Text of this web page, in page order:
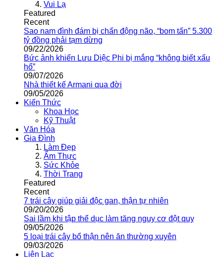
Vui Lạ
Featured
Recent
Sao nam đình đám bị chấn động não, “bom tấn” 5.300
tỷ đồng phải tạm dừng
09/22/2026
Bức ảnh khiến Lưu Diệc Phi bị mắng “không biết xấu
hổ”
09/07/2026
Nhà thiết kế Armani qua đời
09/05/2026
Kiến Thức
Khoa Học
Kỹ Thuật
Văn Hóa
Gia Đình
Làm Đẹp
Ẩm Thực
Sức Khỏe
Thời Trang
Featured
Recent
7 trái cây giúp giải độc gan, thận tự nhiên
09/20/2026
Sai lầm khi tập thể dục làm tăng nguy cơ đột quỵ
09/05/2026
5 loại trái cây bổ thận nên ăn thường xuyên
09/03/2026
Liên Lạc